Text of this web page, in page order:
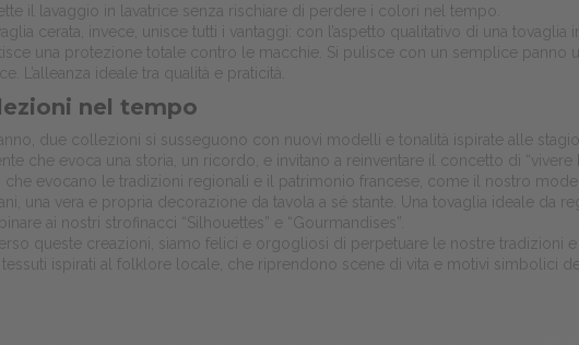
il lavaggio in lavatrice senza rischiare di perdere i colori nel tempo.
cerata, invece, unisce tutti i vantaggi: con l’aspetto qualitativo di una
una protezione totale contro le macchie. Si pulisce con un semplice panno
L’alleanza ideale tra qualità e praticità.
nel tempo
due collezioni si susseguono con nuovi modelli e tonalità ispirate alle
che evoca una storia, un ricordo, e invitano a reinventare il concetto di
che evocano le tradizioni regionali e il patrimonio francese, come il nostro
una vera e propria decorazione da tavola a sé stante. Una tovaglia ideale da
ai nostri strofinacci “Silhouettes” e “Gourmandises”.
queste creazioni, siamo felici e orgogliosi di perpetuare le nostre tradizioni
ispirati al folklore locale, che riprendono scene di vita e motivi simbolici